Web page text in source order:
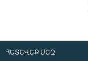
ՀԵՏԵՎԵՔ ՄԵԶ